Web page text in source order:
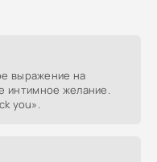
выражение на
интимное желание.
you».